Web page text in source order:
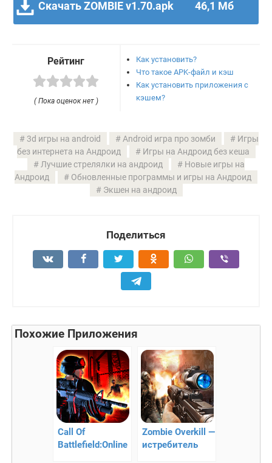
Скачать ZOMBIE v1.70.apk 46,1 Мб
Рейтинг
( Пока оценок нет )
Как установить?
Что такое APK-файл и кэш
Как установить приложения с
кэшем?
3d игры на android Android игра про зомби
Игры
без интернета на Андроид
Игры на Андроид без кеша
Лучшие стрелялки на андроид
Новые игры на
Андроид
Обновленные программы и игры на Андроид
Экшен на андроид
Поделиться
Похожие Приложения
Call Of
Battlefield:Online
Zombie Overkill —
истребитель